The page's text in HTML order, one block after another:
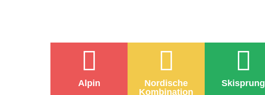
Alpin
Nordische
Kombination
Skisprung